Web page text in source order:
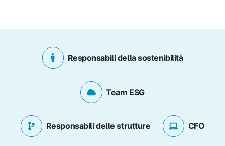
Responsabili della sostenibilità
Team ESG
Responsabili delle strutture CFO